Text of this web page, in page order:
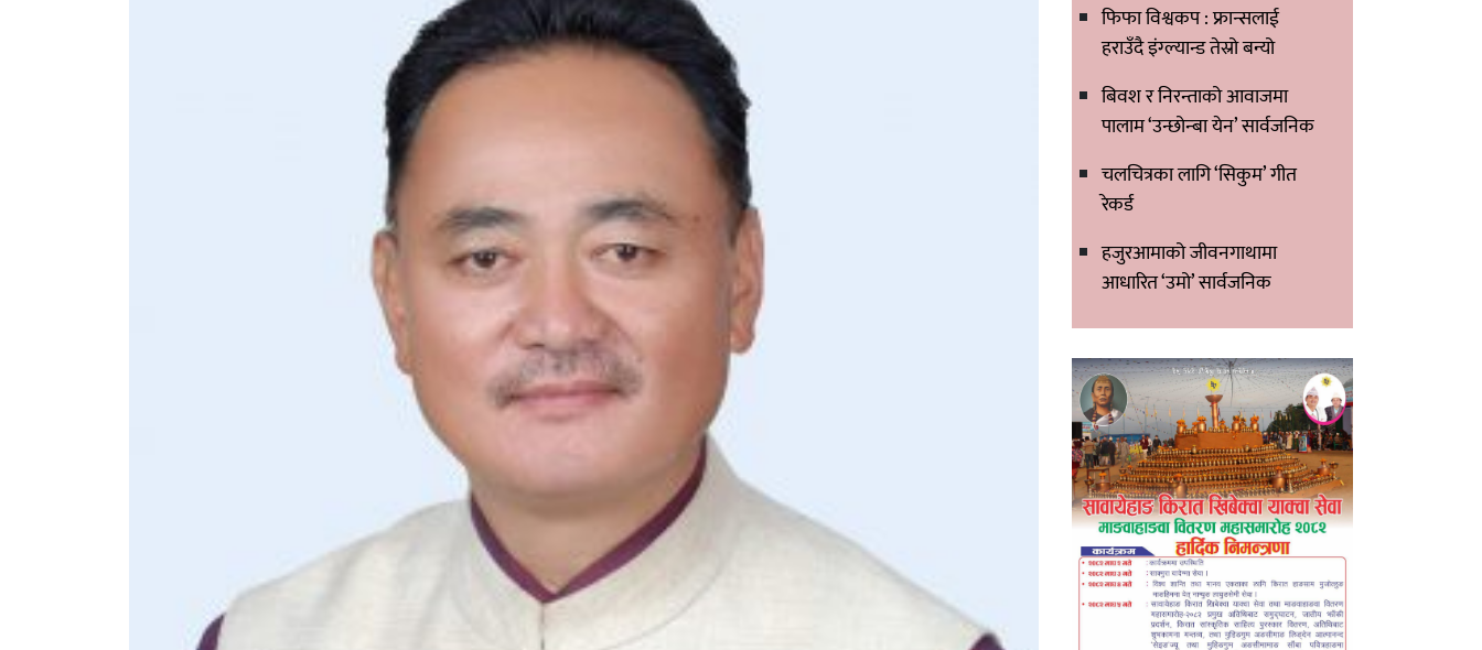
फिफा विश्वकप : फ्रान्सलाई
हराउँदै इंग्ल्यान्ड तेस्रो बन्यो
बिवश र निरन्ताको आवाजमा
पालाम ‘उन्छोन्बा येन’ सार्वजनिक
चलचित्रका लागि ‘सिकुम’ गीत
रेकर्ड
हजुरआमाको जीवनगाथामा
आधारित ‘उमो’ सार्वजनिक